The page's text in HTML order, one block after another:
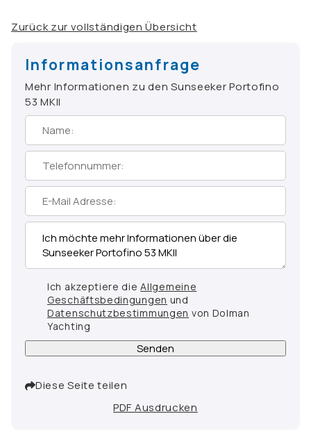
Zurück zur vollständigen Übersicht
Informationsanfrage
Mehr Informationen zu den Sunseeker Portofino
53 MKII
Ich akzeptiere dieAllgemeine
Geschäftsbedingungen und
Datenschutzbestimmungen von Dolman
Yachting
Senden
Diese Seite teilen
PDF Ausdrucken